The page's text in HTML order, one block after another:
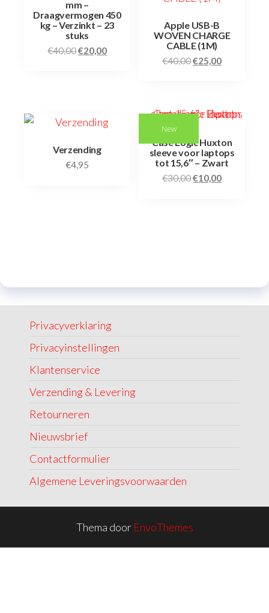
mm –
Draagvermogen 450
kg – Verzinkt – 23
stuks
€40,00€20,00
Apple USB-B
WOVEN CHARGE
CABLE (1M)
€40,00€25,00
Verzending
€4,95
New
Case Logic Huxton
sleeve voor laptops
tot 15,6″ – Zwart
€30,00€10,00
Privacyverklaring
Privacyinstellingen
Klantenservice
Verzending & Levering
Retourneren
Nieuwsbrief
Contactformulier
Algemene Leveringsvoorwaarden
Thema door EnvoThemes